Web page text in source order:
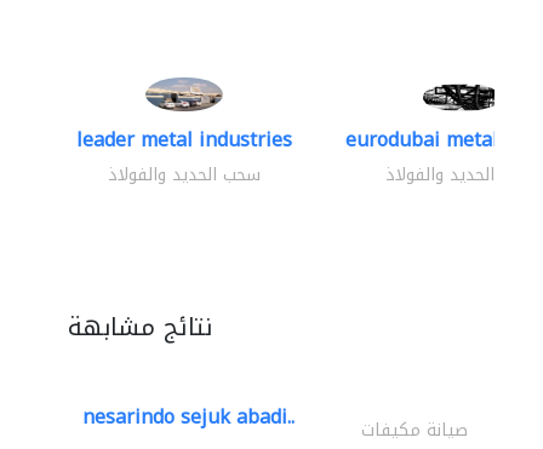
leader metal industries
سحب الحديد والفولاذ
eurodubai metal
سحب الحديد والفولاذ
نتائج مشابهة
nesarindo sejuk abadi.. صيانة مكيفات